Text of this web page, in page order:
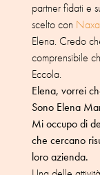
partner fidati e
scelto con Naxa
Elena. Credo
comprensibile
Eccola.
Elena, vorrei
Sono Elena
Mi occupo di
che cercano
loro azienda.